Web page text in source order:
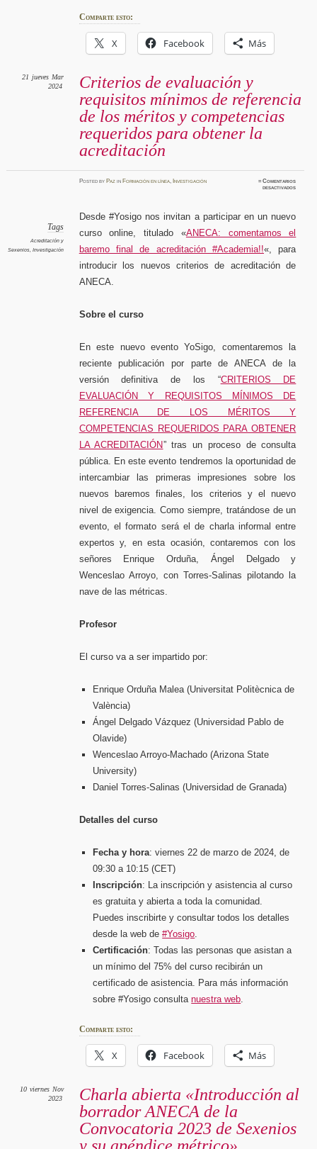
Comparte esto:
X Facebook Más
Criterios de evaluación y
requisitos mínimos de referencia
de los méritos y competencias
requeridos para obtener la
acreditación
21 jueves Mar
2024
Postedby Paz in Formación en línea, Investigación ≈Comentarios
desactivadosen
los
y
Tags
Acreditación y
Sexenios, Investigación
Desde #Yosigo nos invitan a participar en un nuevo
curso online, titulado «ANECA: comentamos el
baremo final de acreditación #Academia!!«, para
introducir los nuevos criterios de acreditación de
ANECA.
Sobre el curso
En este nuevo evento YoSigo, comentaremos la
reciente publicación por parte de ANECA de la
versión definitiva de los “CRITERIOS DE
EVALUACIÓN Y REQUISITOS MÍNIMOS DE
REFERENCIA DE LOS MÉRITOS Y
COMPETENCIAS REQUERIDOS PARA OBTENER
LA ACREDITACIÓN” tras un proceso de consulta
pública. En este evento tendremos la oportunidad de
intercambiar las primeras impresiones sobre los
nuevos baremos finales, los criterios y el nuevo
nivel de exigencia. Como siempre, tratándose de un
evento, el formato será el de charla informal entre
expertos y, en esta ocasión, contaremos con los
señores Enrique Orduña, Ángel Delgado y
Wenceslao Arroyo, con Torres-Salinas pilotando la
nave de las métricas.
Profesor
El curso va a ser impartido por:
Enrique Orduña Malea (Universitat Politècnica de
València)
Ángel Delgado Vázquez (Universidad Pablo de
Olavide)
Wenceslao Arroyo-Machado (Arizona State
University)
Daniel Torres-Salinas (Universidad de Granada)
Detalles del curso
Fecha y hora: viernes 22 de marzo de 2024, de
09:30 a 10:15 (CET)
Inscripción: La inscripción y asistencia al curso
es gratuita y abierta a toda la comunidad.
Puedes inscribirte y consultar todos los detalles
desde la web de#Yosigo.
Certificación: Todas las personas que asistan a
un mínimo del 75% del curso recibirán un
certificado de asistencia. Para más información
sobre #Yosigo consultanuestra web.
Comparte esto:
X Facebook Más
Charla abierta «Introducción al
borrador ANECA de la
Convocatoria 2023 de Sexenios
10 viernes Nov
2023